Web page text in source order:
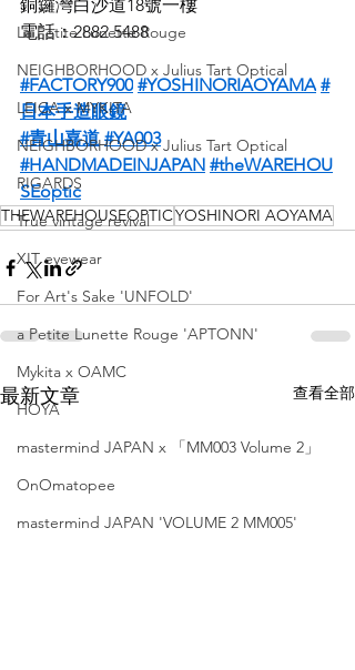
La Petite Lunette Rouge
NEIGHBORHOOD x Julius Tart Optical
LEICA x MYKITA
NEIGHBORHOOD x Julius Tart Optical
RIGARDS
True vintage revival
XIT eyewear
For Art's Sake 'UNFOLD'
a Petite Lunette Rouge 'APTONN'
Mykita x OAMC
HOYA
mastermind JAPAN x 「MM003 Volume 2」
OnOmatopee
mastermind JAPAN 'VOLUME 2 MM005'
銅鑼灣白沙道18號一樓
電話：2882 5488
#FACTORY900 #YOSHINORIAOYAMA #
日本手造眼鏡
#青山嘉道 #YA003
#HANDMADEINJAPAN #theWAREHOU
SEoptic
THEWAREHOUSEOPTICYOSHINORI AOYAMA
最新文章 查看全部